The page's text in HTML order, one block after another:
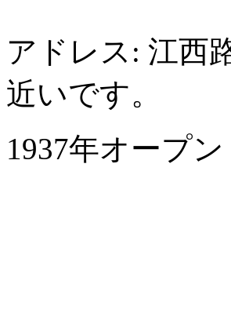
アドレス: 江西
近いです。
1937年オープン